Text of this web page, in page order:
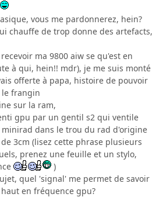
vous me pardonnerez, hein?
chauffe de trop donne des artefacts,
ma 9800 aiw se qu'est en
à qui, hein!! mdr), je me suis monté
offerte à papa, histoire de pouvoir
le frangin
sur la ram,
gpu par un gentil s2 qui ventile
dans le trou du rad d'origine
3cm (lisez cette phrase plusieurs
prenez une feuille et un stylo,
)
quel 'signal' me permet de savoir
en fréquence gpu?